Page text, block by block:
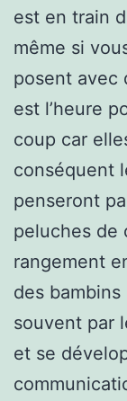
est en train
même si
posent avec
est l’heure
coup car
conséquent
penseront
peluches de
rangement
des bambins
souvent par
et se